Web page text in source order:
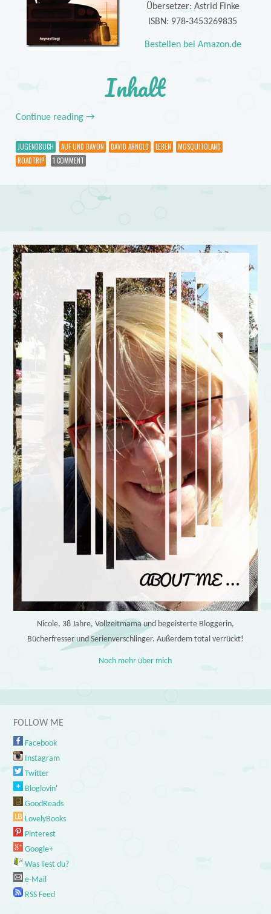
Übersetzer: Astrid Finke
ISBN: 978-3453269835
Bestellen bei Amazon.de
Inhalt
Continue reading →
JUGENDBUCH AUF UND DAVON DAVID ARNOLD LEBEN
MOSQUITOLAND
ROADTRIP
1 COMMENT
Post navigation
Nicole, 38 Jahre, Vollzeitmama und begeisterte Bloggerin,
Bücherfresser und Serienverschlinger. Außerdem total verrückt!
Noch mehr über mich
FOLLOW ME
Facebook
Instagram
Twitter
Bloglovin'
GoodReads
LovelyBooks
Pinterest
Google+
Was liest du?
e-Mail
RSS Feed